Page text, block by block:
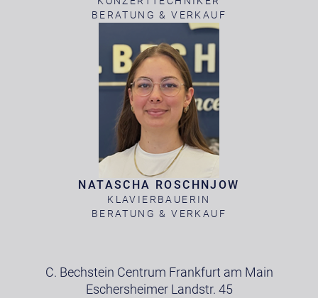
BERATUNG & VERKAUF
NATASCHA ROSCHNJOW
KLAVIERBAUERIN
BERATUNG & VERKAUF
C. Bechstein Centrum Frankfurt am Main
Eschersheimer Landstr. 45